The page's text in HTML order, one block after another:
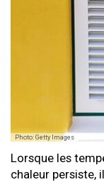
Photo: Getty Images
Lorsque les
chaleur persiste,